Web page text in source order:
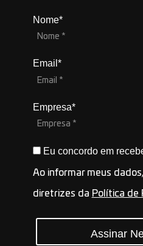
Nome*
Email*
Empresa*
Eu concordo em
Ao informar meus
diretrizes da Política de
Assinar